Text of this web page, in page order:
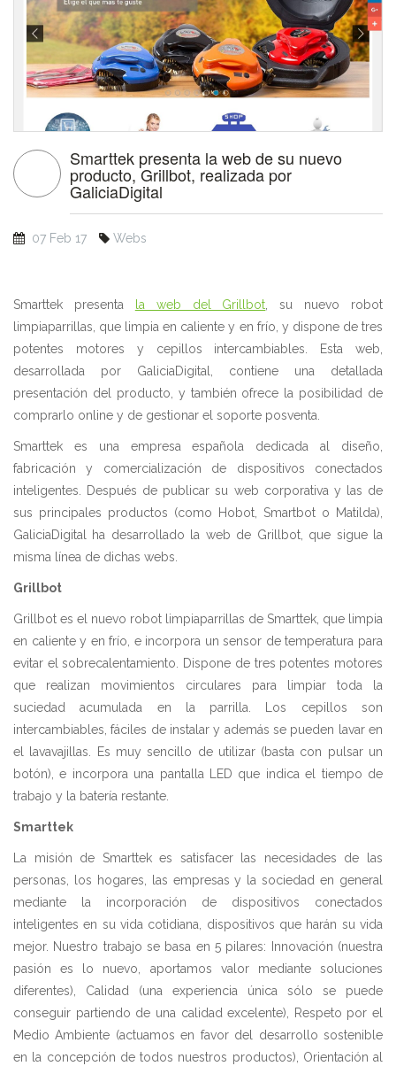
Smarttek presenta la web de su nuevo
producto, Grillbot, realizada por
GaliciaDigital
07 Feb 17 Webs
Smarttek presenta la web del Grillbot , su nuevo robot
limpiaparrillas, que limpia en caliente y en frío, y dispone de tres
potentes motores y cepillos intercambiables. Esta web,
desarrollada por GaliciaDigital, contiene una detallada
presentación del producto, y también ofrece la posibilidad de
comprarlo online y de gestionar el soporte posventa.
Smarttek es una empresa española dedicada al diseño,
fabricación y comercialización de dispositivos conectados
inteligentes. Después de publicar su web corporativa y las de
sus principales productos (como Hobot, Smartbot o Matilda),
GaliciaDigital ha desarrollado la web de Grillbot, que sigue la
misma línea de dichas webs.
Grillbot
Grillbot es el nuevo robot limpiaparrillas de Smarttek, que limpia
en caliente y en frío, e incorpora un sensor de temperatura para
evitar el sobrecalentamiento. Dispone de tres potentes motores
que realizan movimientos circulares para limpiar toda la
suciedad acumulada en la parrilla. Los cepillos son
intercambiables, fáciles de instalar y además se pueden lavar en
el lavavajillas. Es muy sencillo de utilizar (basta con pulsar un
botón), e incorpora una pantalla LED que indica el tiempo de
trabajo y la batería restante.
Smarttek
La misión de Smarttek es satisfacer las necesidades de las
personas, los hogares, las empresas y la sociedad en general
mediante la incorporación de dispositivos conectados
inteligentes en su vida cotidiana, dispositivos que harán su vida
mejor. Nuestro trabajo se basa en 5 pilares: Innovación (nuestra
pasión es lo nuevo, aportamos valor mediante soluciones
diferentes), Calidad (una experiencia única sólo se puede
conseguir partiendo de una calidad excelente), Respeto por el
Medio Ambiente (actuamos en favor del desarrollo sostenible
en la concepción de todos nuestros productos), Orientación al